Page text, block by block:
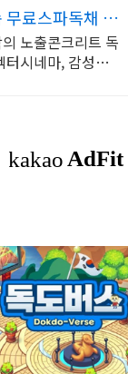
료스파독채 안
깃든 건축
노출콘크리트 독
터시네마, 감성불